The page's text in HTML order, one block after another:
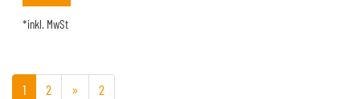
*inkl. MwSt
1 2 » 2